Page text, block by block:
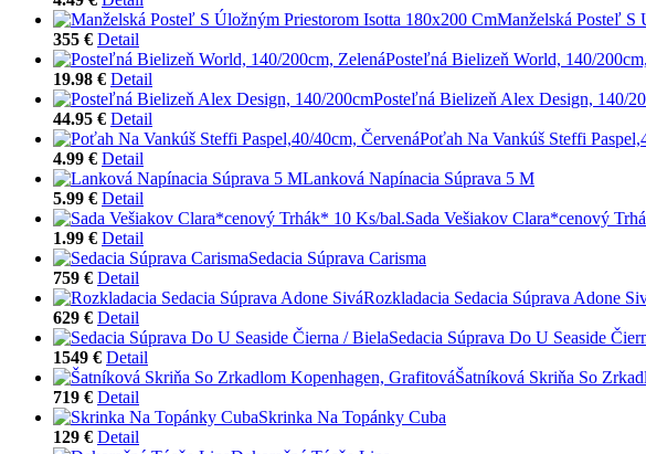
Manželská Posteľ S
355 € Detail
Posteľná Bielizeň World, 140/
19.98 € Detail
Posteľná Bielizeň Alex Design, 140/
44.95 € Detail
Poťah Na Vankúš Steffi
4.99 € Detail
Lanková Napínacia Súprava 5 M
5.99 € Detail
Sada Vešiakov Clara*cenový
1.99 € Detail
Sedacia Súprava Carisma
759 € Detail
Rozkladacia Sedacia Súprava Adone
629 € Detail
Sedacia Súprava Do U Seaside
1549 € Detail
Šatníková Skriňa So
719 € Detail
Skrinka Na Topánky Cuba
129 € Detail